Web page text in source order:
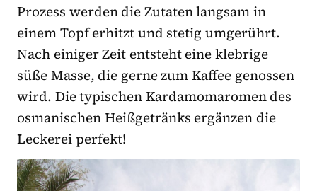
Prozess werden die Zutaten langsam in
einem Topf erhitzt und stetig umgerührt.
Nach einiger Zeit entsteht eine klebrige
süße Masse, die gerne zum Kaffee genossen
wird. Die typischen Kardamomaromen des
osmanischen Heißgetränks ergänzen die
Leckerei perfekt!